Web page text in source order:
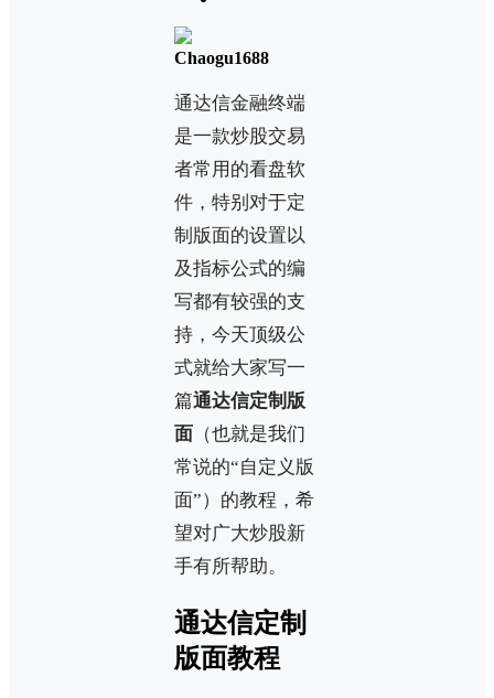
Chaogu1688
通达信金融终端
是一款炒股交易
者常用的看盘软
件，特别对于定
制版面的设置以
及指标公式的编
写都有较强的支
持，今天顶级公
式就给大家写一
篇通达信定制版
面 （也就是我们
常说的“自定义版
面”）的教程，希
望对广大炒股新
手有所帮助。
通达信定制
版面教程